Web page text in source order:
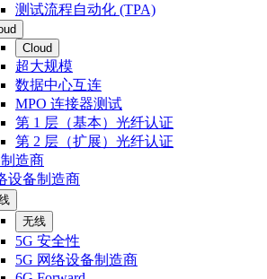
测试流程自动化 (TPA)
Cloud
超大规模
数据中心互连
MPO 连接器测试
第 1 层（基本）光纤认证
第 2 层（扩展）光纤认证
造商
设备制造商
无线
5G 安全性
5G 网络设备制造商